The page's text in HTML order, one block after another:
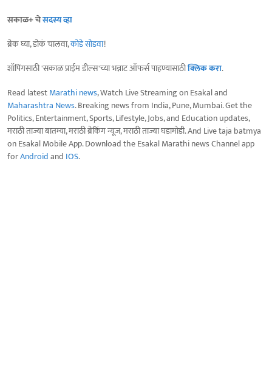
सकाळ+ चेसदस्य व्हा
ब्रेक घ्या, डोकं चालवा,कोडे सोडवा!
शॉपिंगसाठी 'सकाळ प्राईम डील्स'च्या भन्नाट ऑफर्स पाहण्यासाठीक्लिक करा.
Read latestMarathi news, Watch Live Streaming on Esakal and
Maharashtra News. Breaking news from India, Pune, Mumbai. Get the
Politics, Entertainment, Sports, Lifestyle, Jobs, and Education updates,
मराठी ताज्या बातम्या, मराठी ब्रेकिंग न्यूज, मराठी ताज्या घडामोडी. And Live taja batmya
on Esakal Mobile App. Download the Esakal Marathi news Channel app
forAndroidand IOS.